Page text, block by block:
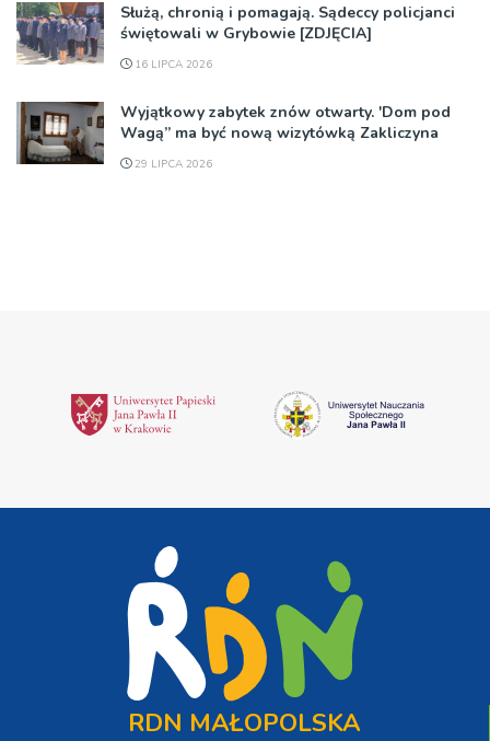
Służą, chronią i pomagają. Sądeccy policjanci
świętowali w Grybowie [ZDJĘCIA]
16 LIPCA 2026
Wyjątkowy zabytek znów otwarty. 'Dom pod
Wagą” ma być nową wizytówką Zakliczyna
29 LIPCA 2026
RDN MAŁOPOLSKA